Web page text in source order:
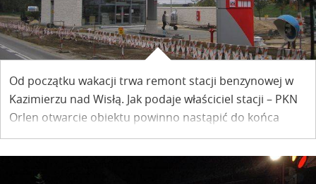
Od początku wakacji trwa remont stacji benzynowej w
Kazimierzu nad Wisłą. Jak podaje właściciel stacji – PKN
Orlen otwarcie obiektu powinno nastąpić do końca
października br.